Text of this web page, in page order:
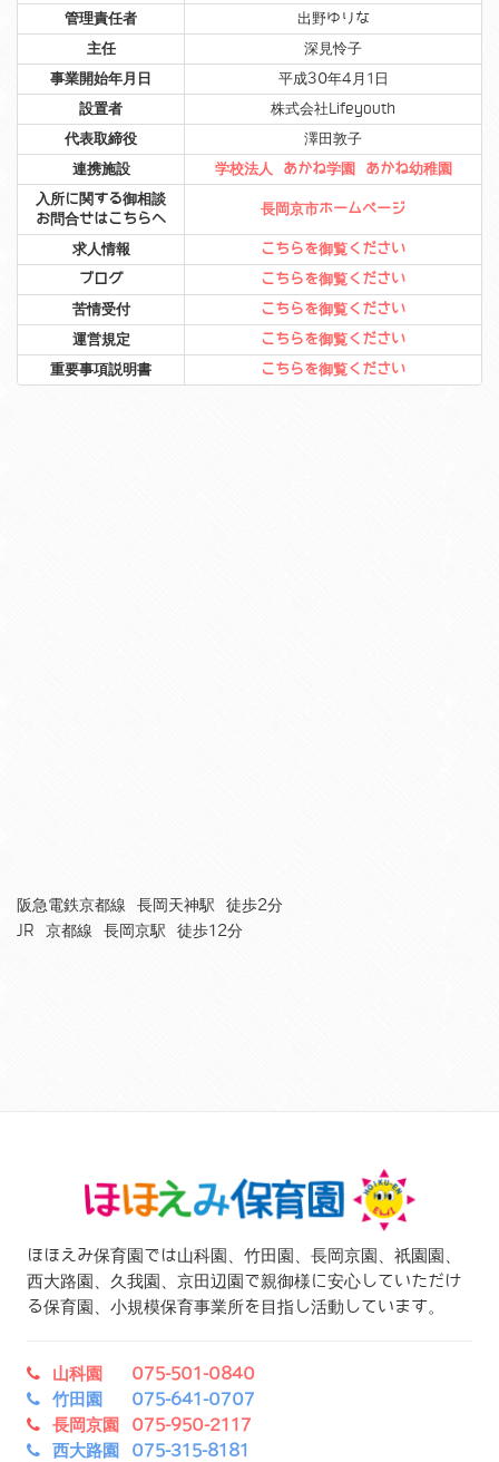
管理責任者
出野ゆりな
主任
深見怜子
事業開始年月日
平成30年4月1日
設置者
株式会社Lifeyouth
代表取締役
澤田敦子
連携施設
学校法人 あかね学園 あかね幼稚園
入所に関する御相談
お問合せはこちらへ
長岡京市ホームページ
求人情報
こちらを御覧ください
ブログ
こちらを御覧ください
苦情受付
こちらを御覧ください
運営規定
こちらを御覧ください
重要事項説明書
こちらを御覧ください
阪急電鉄京都線 長岡天神駅 徒歩2分
JR 京都線 長岡京駅 徒歩12分
ほほえみ保育園では山科園、竹田園、長岡京園、祇園園、
西大路園、久我園、京田辺園で親御様に安心していただけ
る保育園、小規模保育事業所を目指し活動しています。
山科園 075-501-0840
竹田園 075-641-0707
長岡京園 075-950-2117
西大路園 075-315-8181